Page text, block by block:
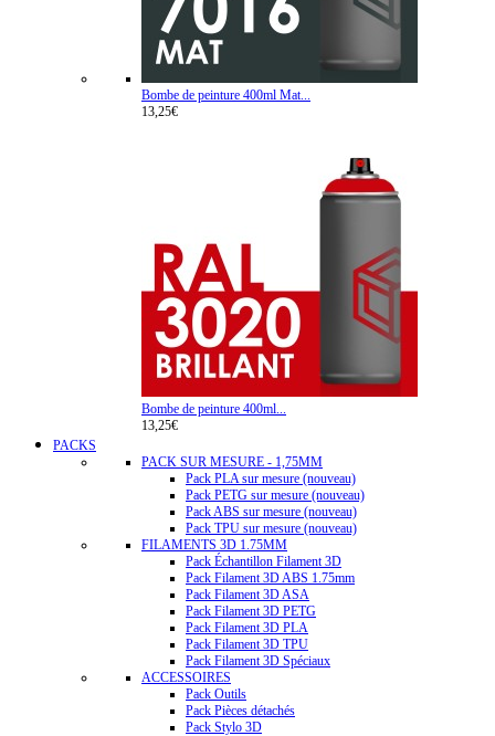
Bombe de peinture 400ml Mat...
13,25€
Bombe de peinture 400ml...
13,25€
PACKS
PACK SUR MESURE - 1,75MM
Pack PLA sur mesure (nouveau)
Pack PETG sur mesure (nouveau)
Pack ABS sur mesure (nouveau)
Pack TPU sur mesure (nouveau)
FILAMENTS 3D 1.75MM
Pack Échantillon Filament 3D
Pack Filament 3D ABS 1.75mm
Pack Filament 3D ASA
Pack Filament 3D PETG
Pack Filament 3D PLA
Pack Filament 3D TPU
Pack Filament 3D Spéciaux
ACCESSOIRES
Pack Outils
Pack Pièces détachés
Pack Stylo 3D